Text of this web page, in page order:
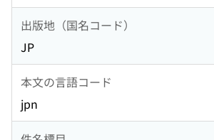
出版地（国名コード）
JP
本文の言語コード
jpn